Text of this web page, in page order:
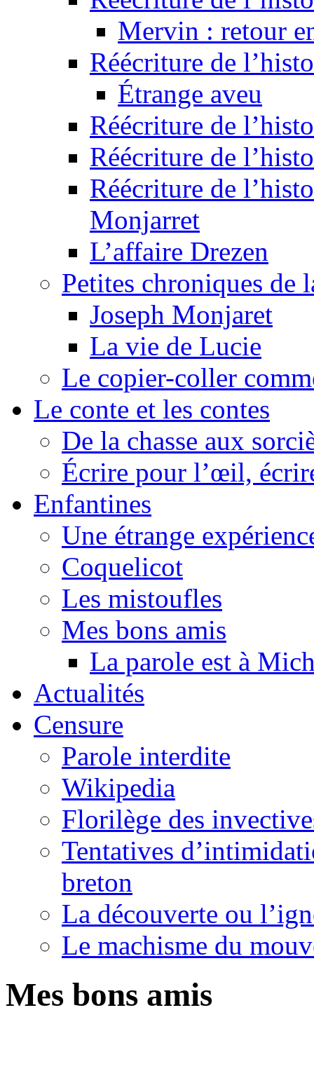
Mervin : retour
Réécriture de
Étrange aveu
Réécriture de
Réécriture de
Réécriture de
Monjarret
L’affaire Drezen
Petites chroniques de
Joseph Monjaret
La vie de Lucie
Le copier-coller
Le conte et les contes
De la chasse aux
Écrire pour l’œil,
Enfantines
Une étrange
Coquelicot
Les mistoufles
Mes bons amis
La parole est à
Actualités
Censure
Parole interdite
Wikipedia
Florilège des
Tentatives
breton
La découverte ou
Le machisme du
Mes bons amis